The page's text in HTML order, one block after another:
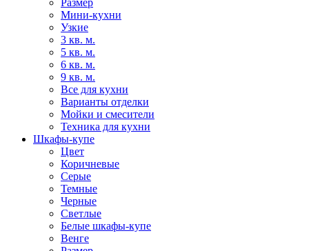
Размер
Мини-кухни
Узкие
3 кв. м.
5 кв. м.
6 кв. м.
9 кв. м.
Все для кухни
Варианты отделки
Мойки и смесители
Техника для кухни
Шкафы-купе
Цвет
Коричневые
Серые
Темные
Черные
Светлые
Белые шкафы-купе
Венге